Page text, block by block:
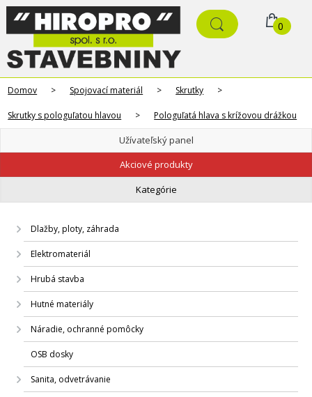
0
Domov > Spojovací materiál > Skrutky >
Skrutky s pologuľatou hlavou > Pologuľatá hlava s krížovou drážkou
Užívateľský panel
Akciové produkty
Kategórie
Dlažby, ploty, záhrada
Elektromateriál
Hrubá stavba
Hutné materiály
Náradie, ochranné pomôcky
OSB dosky
Sanita, odvetrávanie